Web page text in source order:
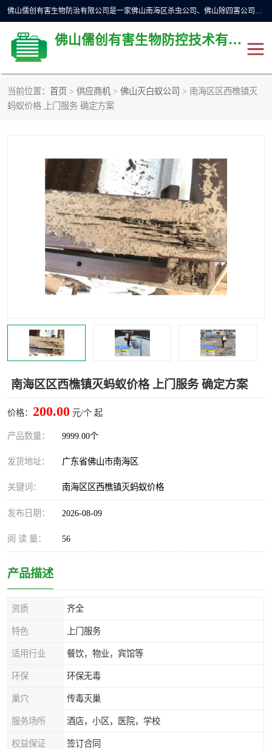
佛山儒创有害生物防治有限公司是一家佛山南海区杀虫公司、佛山除四害公司、佛山灭白蚁公司、佛山白蚁防治公司，让您远离虫害困扰。要问佛山白蚁防治哪家好？佛山儒创有害生物防治有限公司全佛山、广州，正规公司，上门勘查，可靠，售后有保障。
佛山儒创有害生物防控技术有限公司
当前位置： 首页 > 供应商机 > 佛山灭白蚁公司 > 南海区区西樵镇灭
蚂蚁价格 上门服务 确定方案
南海区区西樵镇灭蚂蚁价格 上门服务 确定方案
价格： 200.00 元/个 起
产品数量： 9999.00个
发货地址： 广东省佛山市南海区
关键词： 南海区区西樵镇灭蚂蚁价格
发布日期： 2026-08-09
阅 读 量： 56
产品描述
资质 齐全
特色 上门服务
适用行业 餐饮，物业，宾馆等
环保 环保无毒
巢穴 传毒灭巢
服务场所 酒店，小区，医院，学校
权益保证 签订合同
除四害公司
佛山灭白蚁公司 佛山杀虫公司
佛山除四害公司 灭鼠
灭蜱虫 消杀
灭苍蝇 灭跳蚤
灭蚊虫 灭蟑螂
害虫防治 灭杀害虫